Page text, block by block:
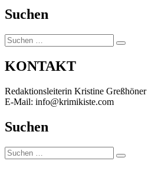
Suchen
Suchen
nach:
Suchen
KONTAKT
Redaktionsleiterin Kristine Greßhöner
E-Mail: info@krimikiste.com
Suchen
Suchen
nach:
Suchen